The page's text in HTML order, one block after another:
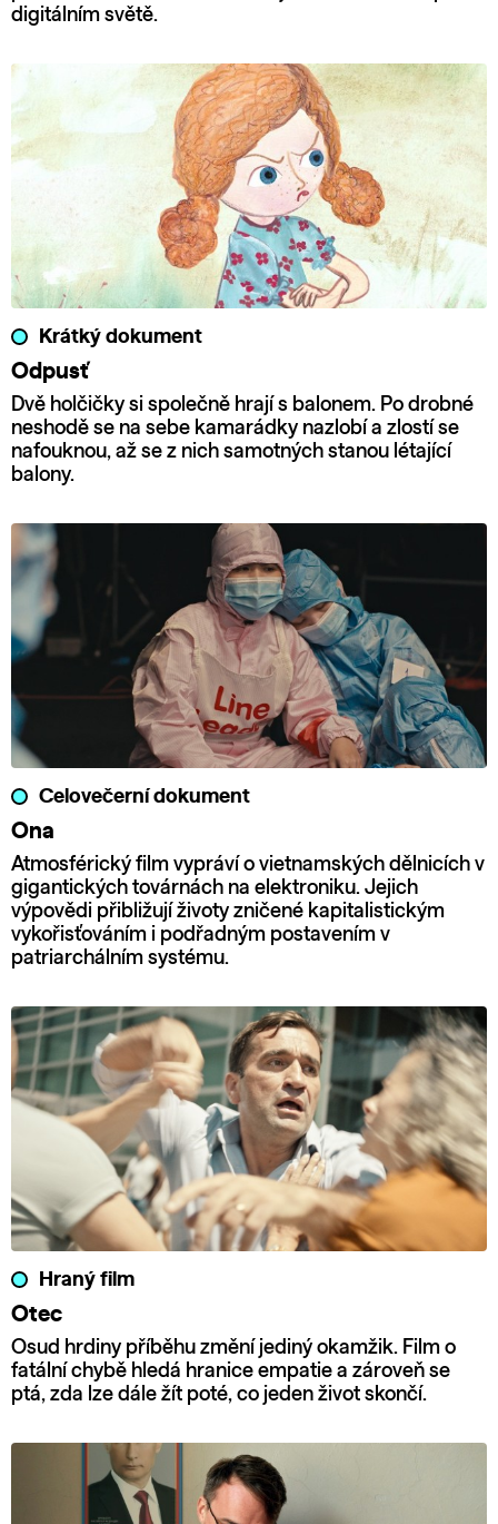
digitálním světě.
Krátký dokument
Odpusť
Dvě holčičky si společně hrají s balonem. Po drobné
neshodě se na sebe kamarádky nazlobí a zlostí se
nafouknou, až se z nich samotných stanou létající
balony.
Celovečerní dokument
Ona
Atmosférický film vypráví o vietnamských dělnicích v
gigantických továrnách na elektroniku. Jejich
výpovědi přibližují životy zničené kapitalistickým
vykořisťováním i podřadným postavením v
patriarchálním systému.
Hraný film
Otec
Osud hrdiny příběhu změní jediný okamžik. Film o
fatální chybě hledá hranice empatie a zároveň se
ptá, zda lze dále žít poté, co jeden život skončí.